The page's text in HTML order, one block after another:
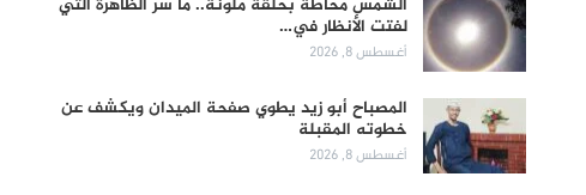
لفتت الأنظار في…
أغسطس 8, 2026
المصباح أبو زيد يطوي صفحة الميدان ويكشف عن
خطوته المقبلة
أغسطس 8, 2026